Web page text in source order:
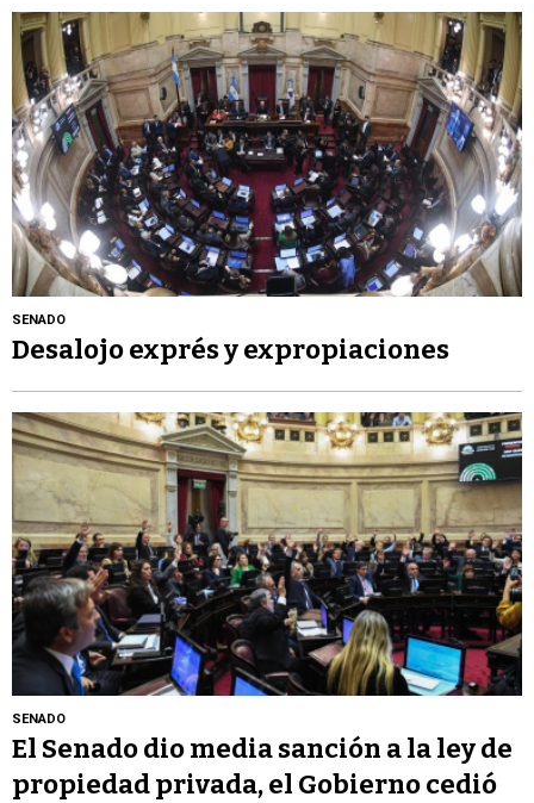
SENADO
Desalojo exprés y expropiaciones
SENADO
El Senado dio media sanción a la ley de
propiedad privada, el Gobierno cedió